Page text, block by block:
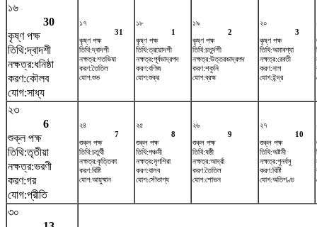
১৬
30
কৃষ্ণ পক্ষ
তিথি:দ্বাদশী
নক্ষত্র:ধনিষ্ঠা
করণ:কৌলব
যোগ:সাধ্য
১৭
31
কৃষ্ণ পক্ষ
তিথি:দ্বাদশী
নক্ষত্র:শতভিষ‌া
করণ:তৈতিল
যোগ:শুভ
১৮
1
কৃষ্ণ পক্ষ
তিথি:ত্রয়োদশী
নক্ষত্র:পূর্বভাদ্রপদ
করণ:বণিজ
যোগ:শুক্র
১৯
2
কৃষ্ণ পক্ষ
তিথি:চতুর্দশী
নক্ষত্র:উত্তরভাদ্রপদ
করণ:শকুনি
যোগ:ব্রহ্ম
২০
3
কৃষ্ণ পক্ষ
তিথি:অমাবশ্যা
নক্ষত্র:রেবতী
করণ:নাগ
যোগ:ইন্দ্র
২৩
6
শুক্ল পক্ষ
তিথি:তৃতীয়া
নক্ষত্র:ভরণী
করণ:গর
যোগ:প্রীতি
২৪
7
শুক্ল পক্ষ
তিথি:চতুর্থী
নক্ষত্র:কৃত্তিকা
করণ:বিষ্টি
যোগ:আয়ুষ্মান
২৫
8
শুক্ল পক্ষ
তিথি:পঞ্চমী
নক্ষত্র:মৃগশিরা
করণ:বালব
যোগ:সৌভাগ্য
২৬
9
শুক্ল পক্ষ
তিথি:ষষ্ঠী
নক্ষত্র:আর্দ্রা
করণ:তৈতিল
যোগ:শোভন
২৭
10
শুক্ল পক্ষ
তিথি:অষ্টমী
নক্ষত্র:পুনর্বসু
করণ:বিষ্টি
যোগ:অতিগণ্ড
৩০